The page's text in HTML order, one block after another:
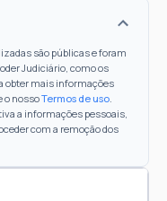
são públicas e foram
Judiciário, como os
obter mais informações
o nossoTermos de uso.
a informações pessoais,
com a remoção dos